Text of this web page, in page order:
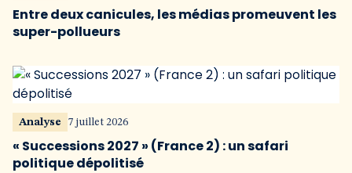
Entre deux canicules, les médias promeuvent les
super-pollueurs
Analyse 7 juillet 2026
« Successions 2027 » (France 2) : un safari
politique dépolitisé